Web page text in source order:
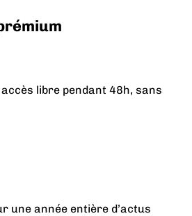
libre pendant 48h, sans
une année entière d’actus